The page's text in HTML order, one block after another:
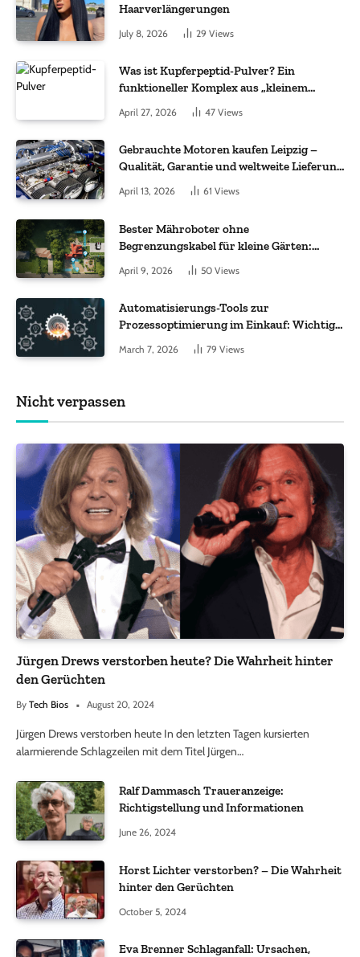
Haarverlängerungen
July 8, 2026 29 Views
Was ist Kupferpeptid-Pulver? Ein
funktioneller Komplex aus „kleinem
Molekül + Metall“
April 27, 2026 47 Views
Gebrauchte Motoren kaufen Leipzig –
Qualität, Garantie und weltweite Lieferung
April 13, 2026 61 Views
Bester Mähroboter ohne
Begrenzungskabel für kleine Gärten:
Worauf es bei 200 bis 500 m² wirklich
ankommt
April 9, 2026 50 Views
Automatisierungs-Tools zur
Prozessoptimierung im Einkauf: Wichtige
Funktionen, auf die Sie achten sollten
March 7, 2026 79 Views
Nicht verpassen
Jürgen Drews verstorben heute? Die Wahrheit hinter
den Gerüchten
By Tech Bios August 20, 2024
Jürgen Drews verstorben heute In den letzten Tagen kursierten
alarmierende Schlagzeilen mit dem Titel Jürgen…
Ralf Dammasch Traueranzeige:
Richtigstellung und Informationen
June 26, 2024
Horst Lichter verstorben? – Die Wahrheit
hinter den Gerüchten
October 5, 2024
Eva Brenner Schlaganfall: Ursachen,